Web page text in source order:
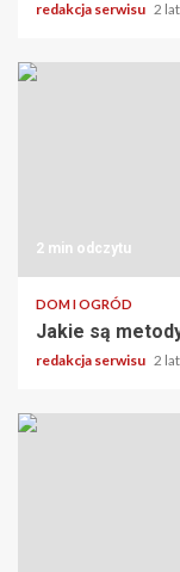
redakcja serwisu 2
2 min odczytu
DOM I OGRÓD
Jakie są
redakcja serwisu 2